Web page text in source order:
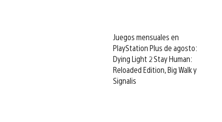
Juegos mensuales en
PlayStation Plus de agosto:
Dying Light 2 Stay Human:
Reloaded Edition, Big Walk y
Signalis